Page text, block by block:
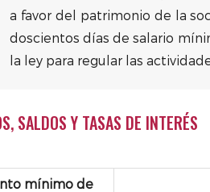
a favor del patrimonio de la
doscientos días de salario
la ley para regular las
SALDOS Y TASAS DE INTERÉS
mínimo de